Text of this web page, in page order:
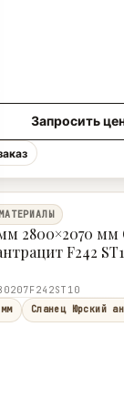
Запросить
2800×2070 мм
F242
Сланец Юрский